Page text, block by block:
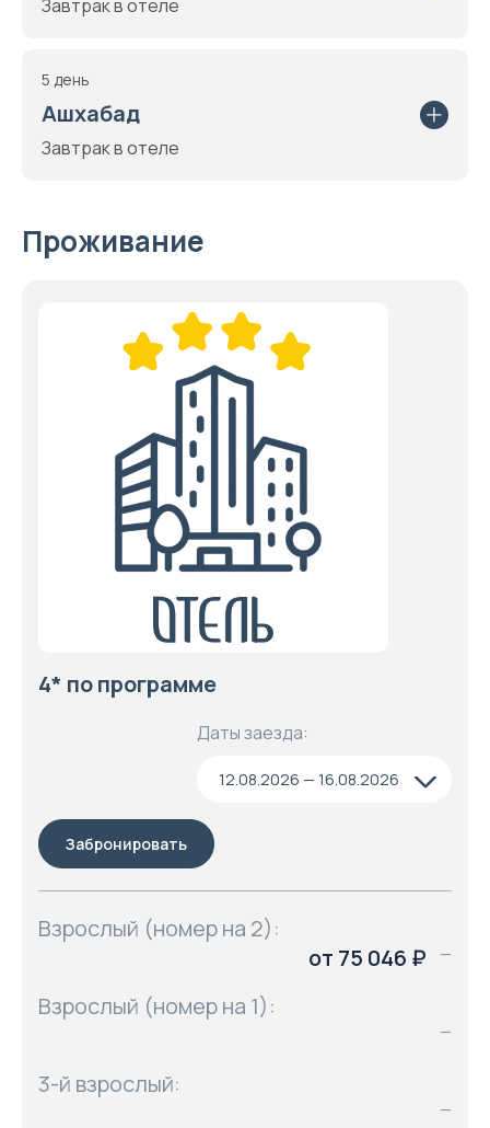
Завтрак в отеле
5 день
Ашхабад
Завтрак в отеле
Проживание
4* по программе
Даты заезда:
12.08.2026 — 16.08.2026
Забронировать
Взрослый (номер на 2):
от 75 046 ₽
—
Взрослый (номер на 1):
—
3-й взрослый:
—